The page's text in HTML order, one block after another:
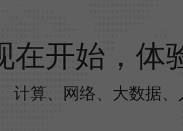
在开始，体
计算、网络、大数据